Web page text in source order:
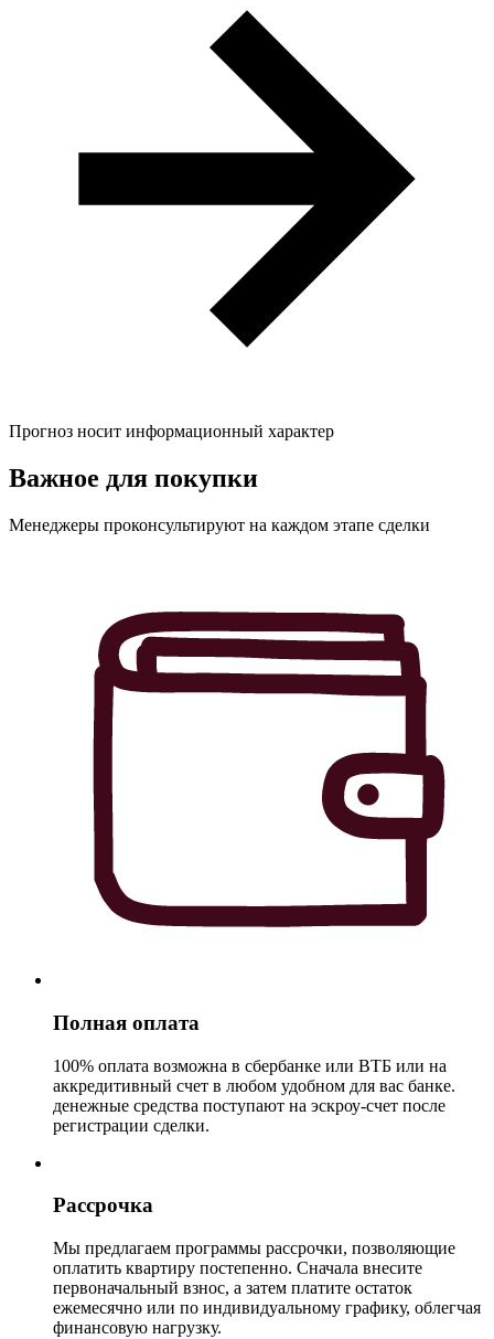
Прогноз носит информационный характер
Важное для покупки
Менеджеры проконсультируют на каждом этапе сделки
Полная оплата
100% оплата возможна в сбербанке или ВТБ или на
аккредитивный счет в любом удобном для вас банке.
денежные средства поступают на эскроу-счет после
регистрации сделки.
Рассрочка
Мы предлагаем программы рассрочки, позволяющие
оплатить квартиру постепенно. Сначала внесите
первоначальный взнос, а затем платите остаток
ежемесячно или по индивидуальному графику, облегчая
финансовую нагрузку.